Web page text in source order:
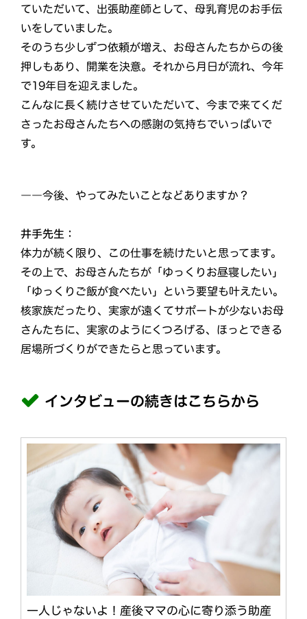
ていただいて、出張助産師として、母乳育児のお手伝
いをしていました。
そのうち少しずつ依頼が増え、お母さんたちからの後
押しもあり、開業を決意。それから月日が流れ、今年
で19年目を迎えました。
こんなに長く続けさせていただいて、今まで来てくだ
さったお母さんたちへの感謝の気持ちでいっぱいで
す。
――今後、やってみたいことなどありますか？
井手先生：
体力が続く限り、この仕事を続けたいと思ってます。
その上で、お母さんたちが「ゆっくりお昼寝したい」
「ゆっくりご飯が食べたい」という要望も叶えたい。
核家族だったり、実家が遠くてサポートが少ないお母
さんたちに、実家のようにくつろげる、ほっとできる
居場所づくりができたらと思っています。
インタビューの続きはこちらから
一人じゃないよ！産後ママの心に寄り添う助産